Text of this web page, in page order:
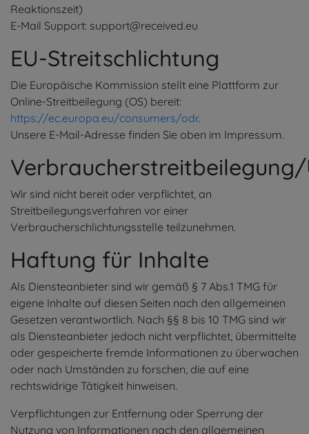
Reaktionszeit)
E-Mail Support: support@received.eu
EU-Streitschlichtung
Die Europäische Kommission stellt eine Plattform zur
Online-Streitbeilegung (OS) bereit:
https://ec.europa.eu/consumers/odr.
Unsere E-Mail-Adresse finden Sie oben im Impressum.
Wir sind nicht bereit oder verpflichtet, an
Streitbeilegungsverfahren vor einer
Verbraucherschlichtungsstelle teilzunehmen.
Haftung für Inhalte
Als Diensteanbieter sind wir gemäß § 7 Abs.1 TMG für
eigene Inhalte auf diesen Seiten nach den allgemeinen
Gesetzen verantwortlich. Nach §§ 8 bis 10 TMG sind wir
als Diensteanbieter jedoch nicht verpflichtet, übermittelte
oder gespeicherte fremde Informationen zu überwachen
oder nach Umständen zu forschen, die auf eine
rechtswidrige Tätigkeit hinweisen.
Verpflichtungen zur Entfernung oder Sperrung der
Nutzung von Informationen nach den allgemeinen